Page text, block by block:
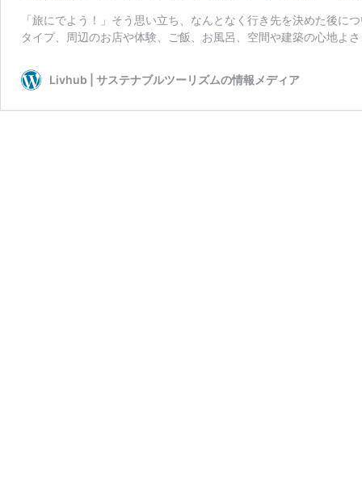
「旅にでよう！」そう思い立ち、なんとなく行き先を決めた後
タイプ、周辺のお店や体験、ご飯、お風呂、空間や建築の心地よ
Livhub | サステナブルツーリズムの情報メディア